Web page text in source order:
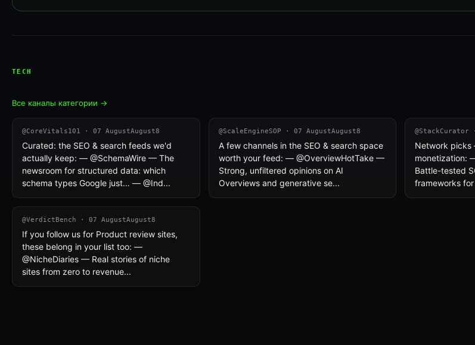
TECH
Все каналы категории →
@CoreVitals101 · 07 AugustAugust8
Curated: the SEO & search feeds we'd
actually keep: — @SchemaWire — The
newsroom for structured data: which
schema types Google just… — @Ind...
@ScaleEngineSOP · 07 AugustAugust8
A few channels in the SEO & search space
worth your feed: — @OverviewHotTake —
Strong, unfiltered opinions on AI
Overviews and generative se...
@StackCurator
Network picks
monetization:
Battle-tested
frameworks
@VerdictBench · 07 AugustAugust8
If you follow us for Product review sites,
these belong in your list too: —
@NicheDiaries — Real stories of niche
sites from zero to revenue...